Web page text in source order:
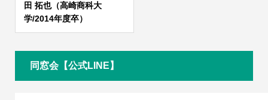
田 拓也（高崎商科大
学/2014年度卒）
同窓会【公式LINE】